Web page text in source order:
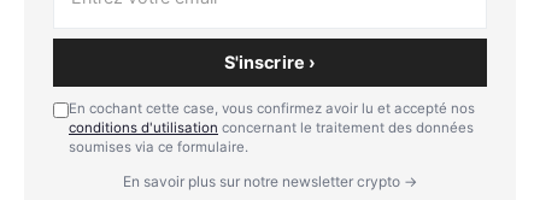
S'inscrire ›
En cochant cette case, vous confirmez avoir lu et accepté nos
conditions d'utilisation concernant le traitement des données
soumises via ce formulaire.
En savoir plus sur notre newsletter crypto →